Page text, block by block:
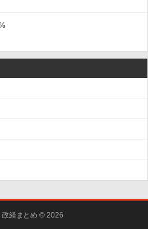
政経まとめ © 2026